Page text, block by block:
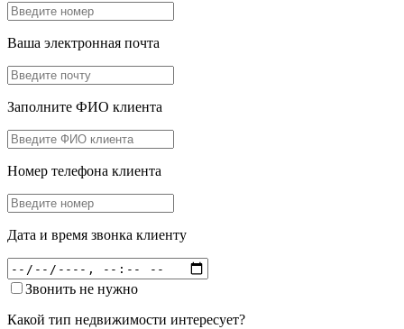
Ваша электронная почта
Заполните ФИО клиента
Номер телефона клиента
Дата и время звонка клиенту
Звонить не нужно
Какой тип недвижимости интересует?